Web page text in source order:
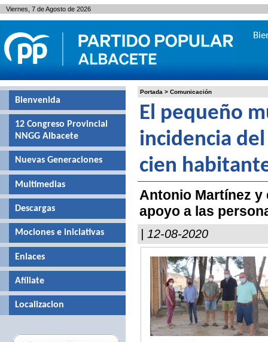
Portada > Comunicación
El pequeño
incidencia
cien
Antonio Martínez y
apoyo a las
| 12-08-2020
Bienvenida
12 Congreso Provincial
NNGG Albacete
Nuevas Generaciones
Multimedias
Descargas
Mociones e iniciativas
Enlaces
Afíliate
Localizacion
Viernes, 7 de Agosto de 2026